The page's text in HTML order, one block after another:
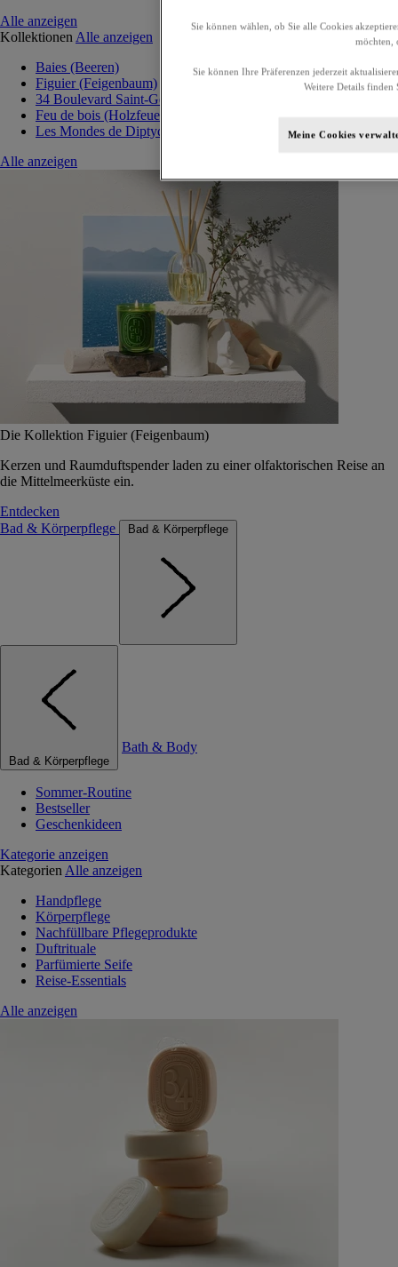
Alle anzeigen
Kollektionen Alle anzeigen
Baies (Beeren)
Figuier (Feigenbaum)
34 Boulevard Saint-Germain
Feu de bois (Holzfeuer)
Les Mondes de Diptyque
Alle anzeigen
Die Kollektion Figuier (Feigenbaum)
Kerzen und Raumduftspender laden zu einer olfaktorischen Reise an
die Mittelmeerküste ein.
Entdecken
Bad & Körperpflege
Bad & Körperpflege
Bad & Körperpflege
Bath & Body
Sommer-Routine
Bestseller
Geschenkideen
Kategorie anzeigen
Kategorien Alle anzeigen
Handpflege
Körperpflege
Nachfüllbare Pflegeprodukte
Duftrituale
Parfümierte Seife
Reise-Essentials
Alle anzeigen
Sie können wählen, ob Sie alle Cookies
möchten,
Sie können Ihre Präferenzen jederzeit
Weitere Details finden
Meine Cookies